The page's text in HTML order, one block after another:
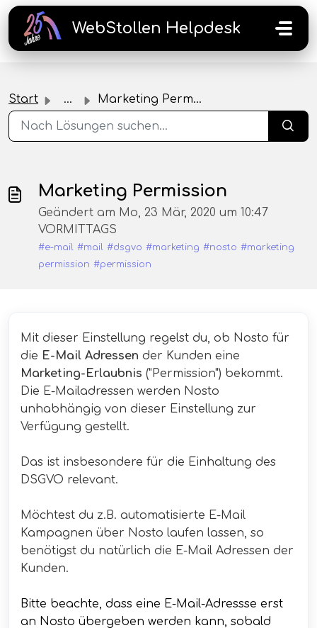
Zum hauptsächlichen Inhalt gehen
WebStollen Helpdesk
Start ... Marketing Permission
Marketing Permission
Geändert am Mo, 23 Mär, 2020 um 10:47
VORMITTAGS
#e-mail #mail #dsgvo #marketing #nosto #marketing
permission #permission
Mit dieser Einstellung regelst du, ob Nosto für
die E-Mail Adressen der Kunden eine
Marketing-Erlaubnis ("Permission") bekommt.
Die E-Mailadressen werden Nosto
unhabhängig von dieser Einstellung zur
Verfügung gestellt.
Das ist insbesondere für die Einhaltung des
DSGVO relevant.
Möchtest du z.B. automatisierte E-Mail
Kampagnen über Nosto laufen lassen, so
benötigst du natürlich die E-Mail Adressen der
Kunden.
Bitte beachte, dass eine E-Mail-Adressse erst
an Nosto übergeben werden kann, sobald